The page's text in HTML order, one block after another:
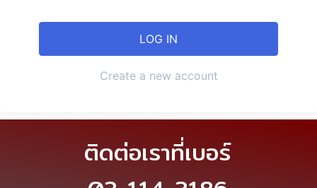
Create a new account
ติดต่อเราที่เบอร์